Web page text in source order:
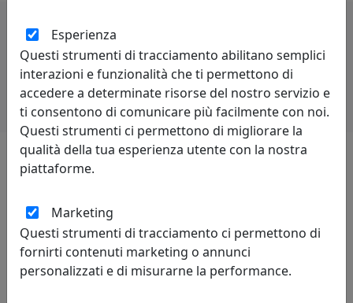
Potrebbero interessarti
Esperienza
Questi strumenti di tracciamento abilitano semplici
interazioni e funzionalità che ti permettono di
accedere a determinate risorse del nostro servizio e
ti consentono di comunicare più facilmente con noi.
Questi strumenti ci permettono di migliorare la
qualità della tua esperienza utente con la nostra
piattaforme.
Marketing
Questi strumenti di tracciamento ci permettono di
fornirti contenuti marketing o annunci
personalizzati e di misurarne la performance.